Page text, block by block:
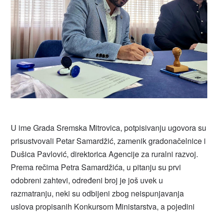
U ime Grada Sremska Mitrovica, potpisivanju ugovora su
prisustvovali Petar Samardžić, zamenik gradonačelnice i
Dušica Pavlović, direktorica Agencije za ruralni razvoj.
Prema rečima Petra Samardžića, u pitanju su prvi
odobreni zahtevi, određeni broj je još uvek u
razmatranju, neki su odbijeni zbog neispunjavanja
uslova propisanih Konkursom Ministarstva, a pojedini